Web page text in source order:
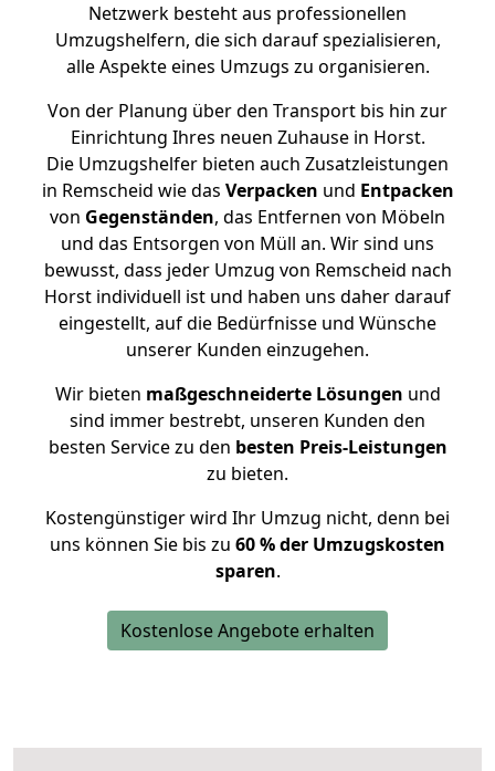
Netzwerk besteht aus professionellen
Umzugshelfern, die sich darauf spezialisieren,
alle Aspekte eines Umzugs zu organisieren.
Von der Planung über den Transport bis hin zur
Einrichtung Ihres neuen Zuhause in Horst.
Die Umzugshelfer bieten auch Zusatzleistungen
in Remscheid wie das Verpacken und Entpacken
von Gegenständen, das Entfernen von Möbeln
und das Entsorgen von Müll an. Wir sind uns
bewusst, dass jeder Umzug von Remscheid nach
Horst individuell ist und haben uns daher darauf
eingestellt, auf die Bedürfnisse und Wünsche
unserer Kunden einzugehen.
Wir bieten maßgeschneiderte Lösungen und
sind immer bestrebt, unseren Kunden den
besten Service zu den besten Preis-Leistungen
zu bieten.
Kostengünstiger wird Ihr Umzug nicht, denn bei
uns können Sie bis zu 60 % der Umzugskosten
sparen.
Kostenlose Angebote erhalten